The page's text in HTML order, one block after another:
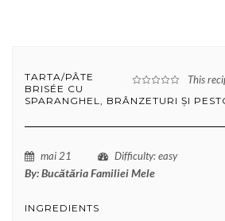
This
TARTA/PÂTE
BRISÉE CU
SPARANGHEL, BRÂNZETURI ȘI
mai 21 Difficulty: easy
By:Bucătăria Familiei Mele
INGREDIENTS